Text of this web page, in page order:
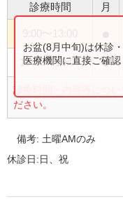
診療時間 月
15:00〜19:00 ●
診療時間・内容等につい
ださい。
お盆(8月中旬)は休診
医療機関に直接ご確認
備考: 土曜AMのみ
休診日:日、祝